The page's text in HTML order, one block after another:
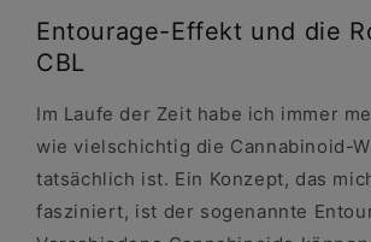
Entourage-Effekt und die
CBL
Im Laufe der Zeit habe ich immer
wie vielschichtig die Cannabinoid-
tatsächlich ist. Ein Konzept, das
fasziniert, ist der sogenannte